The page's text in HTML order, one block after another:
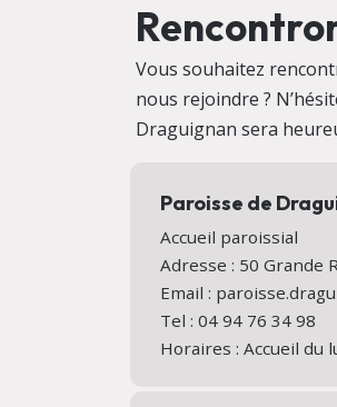
Vous souhaitez
nous rejoindre ?
Draguignan sera
Paroisse de
Accueil paroissial
Adresse : 50 Grande
Email :
Tel : 04 94 76 34 98
Horaires : Accueil du